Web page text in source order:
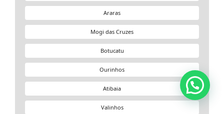
Araras
Mogi das Cruzes
Botucatu
Ourinhos
Atibaia
Valinhos